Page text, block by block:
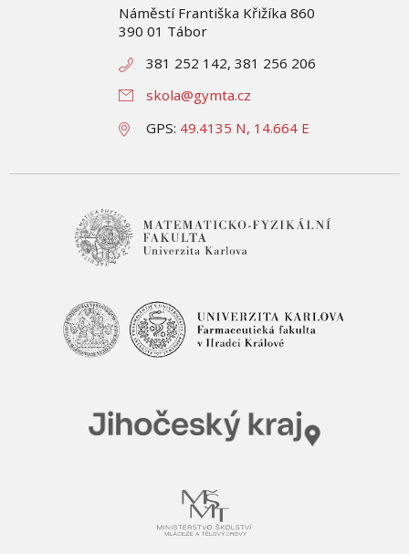
Náměstí Františka Křižíka 860
390 01 Tábor
381 252 142, 381 256 206
skola@gymta.cz
GPS: 49.4135 N, 14.664 E